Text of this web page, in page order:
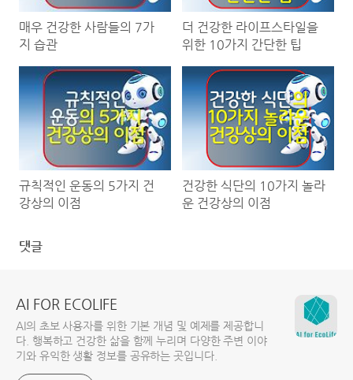
매우 건강한 사람들의 7가
지 습관
더 건강한 라이프스타일을
위한 10가지 간단한 팁
규칙적인 운동의 5가지 건
강상의 이점
건강한 식단의 10가지 놀라
운 건강상의 이점
댓글
AI FOR ECOLIFE
AI의 초보 사용자를 위한 기본 개념 및 예제를 제공합니
다. 행복하고 건강한 삶을 함께 누리며 다양한 주변 이야
기와 유익한 생활 정보를 공유하는 곳입니다.